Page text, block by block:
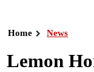
Home News
Lemon